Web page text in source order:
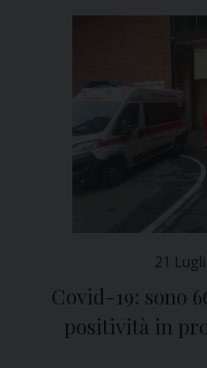
21
Covid-19: sono
positività in